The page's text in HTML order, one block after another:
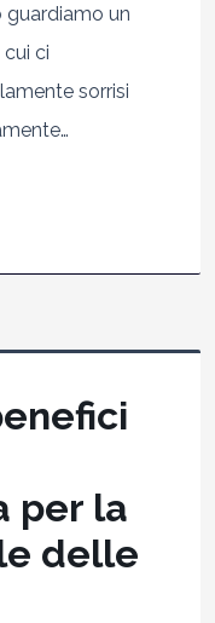
guardiamo un
ci
sorrisi
per la
delle